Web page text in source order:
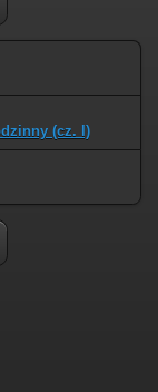
(cz. I)